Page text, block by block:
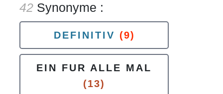
42 Synonyme :
DEFINITIV (9)
EIN FUR ALLE MAL
(13)